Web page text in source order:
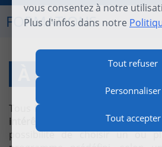
vous consentez à notre
Plus d'infos dans notre
Tout refuser
Personnaliser
Tout accepter
FORMATIONS
À LA CARTE
Tous les cours sont accessibles
intérêts de chacun
. Domuni-
possibilité de choisir un ou